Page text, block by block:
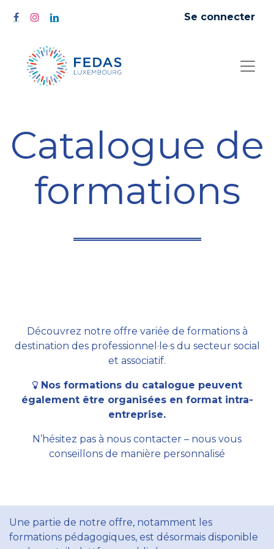
Se connecter
Catalogue de
formations
Découvrez notre offre variée de formations à
destination des professionnel·le·s du secteur social
et associatif.
Nos formations du catalogue peuvent
également être organisées en format intra-
entreprise.
N’hésitez pas à nous contacter – nous vous
conseillons de manière personnalisé
Une partie de notre offre, notamment les
formations pédagogiques, est désormais disponible